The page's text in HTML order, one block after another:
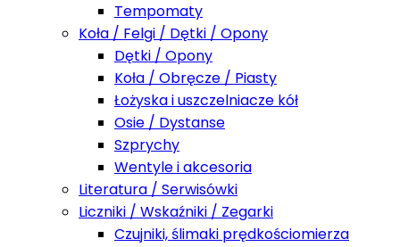
Tempomaty
Koła / Felgi / Dętki / Opony
Dętki / Opony
Koła / Obręcze / Piasty
Łożyska i uszczelniacze kół
Osie / Dystanse
Szprychy
Wentyle i akcesoria
Literatura / Serwisówki
Liczniki / Wskaźniki / Zegarki
Czujniki, ślimaki prędkościomierza